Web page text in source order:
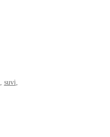
suvi